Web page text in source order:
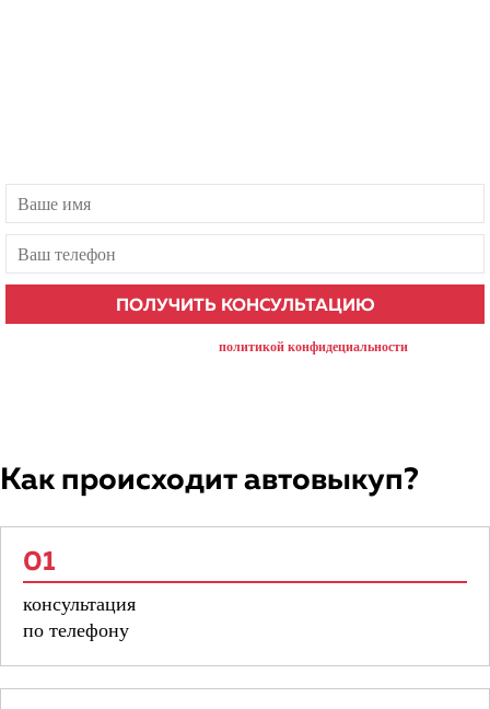
политикой конфидециальности
Как происходит автовыкуп?
01
консультация
по телефону